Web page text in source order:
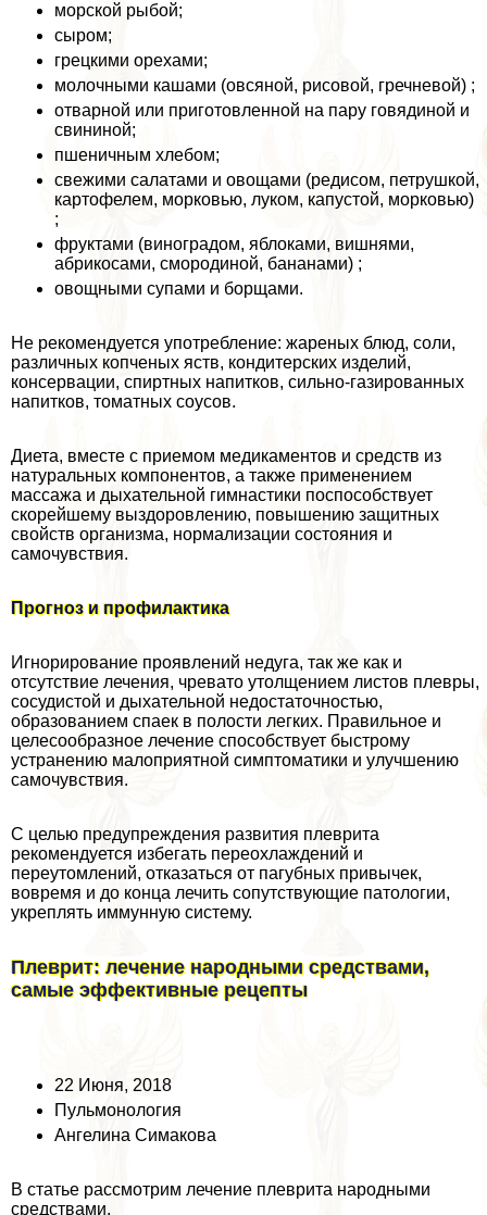
морской рыбой;
сыром;
грецкими орехами;
молочными кашами (овсяной, рисовой, гречневой) ;
отварной или приготовленной на пару говядиной и
свининой;
пшеничным хлебом;
свежими салатами и овощами (редисом, петрушкой,
картофелем, морковью, луком, капустой, морковью)
;
фруктами (виноградом, яблоками, вишнями,
абрикосами, смородиной, бананами) ;
овощными супами и борщами.
Не рекомендуется употрeбление: жареных блюд, соли,
различных копченых яств, кондитерских изделий,
консервации, спиртных напитков, сильно-газированных
напитков, томатных соусов.
Диета, вместе с приемом медикаментов и средств из
натуральных компонентов, а также применением
массажа и дыхательной гимнастики поспособствует
скорейшему выздоровлению, повышению защитных
свойств организма, нормализации состояния и
самочувствия.
Прогноз и профилактика
Игнорирование проявлений недуга, так же как и
отсутствие лечения, чревато утолщением листов плевры,
сосудистой и дыхательной недостаточностью,
образованием спаек в полости легких. Правильное и
целесообразное лечение способствует быстрому
устранению малоприятной симптоматики и улучшению
самочувствия.
С целью предупреждения развития плеврита
рекомендуется избегать переохлаждений и
переутомлений, отказаться от пагубных привычек,
вовремя и до конца лечить сопутствующие патологии,
укреплять иммунную систему.
Плеврит: лечение народными средствами,
самые эффективные рецепты
22 Июня, 2018
Пульмонология
Ангелина Симакова
В статье рассмотрим лечение плеврита народными
средствами.